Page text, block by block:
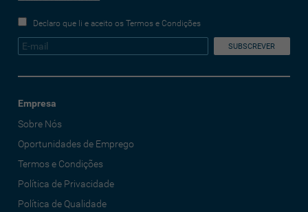
Declaro que li e aceito os Termos e Condições
Empresa
Sobre Nós
Oportunidades de Emprego
Termos e Condições
Política de Privacidade
Política de Qualidade